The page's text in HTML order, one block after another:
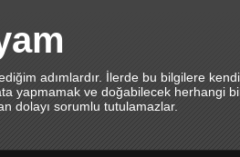
adımlardır. İlerde bu bilgilere
yapmamak ve doğabilecek herhangi
dolayı sorumlu tutulamazlar.